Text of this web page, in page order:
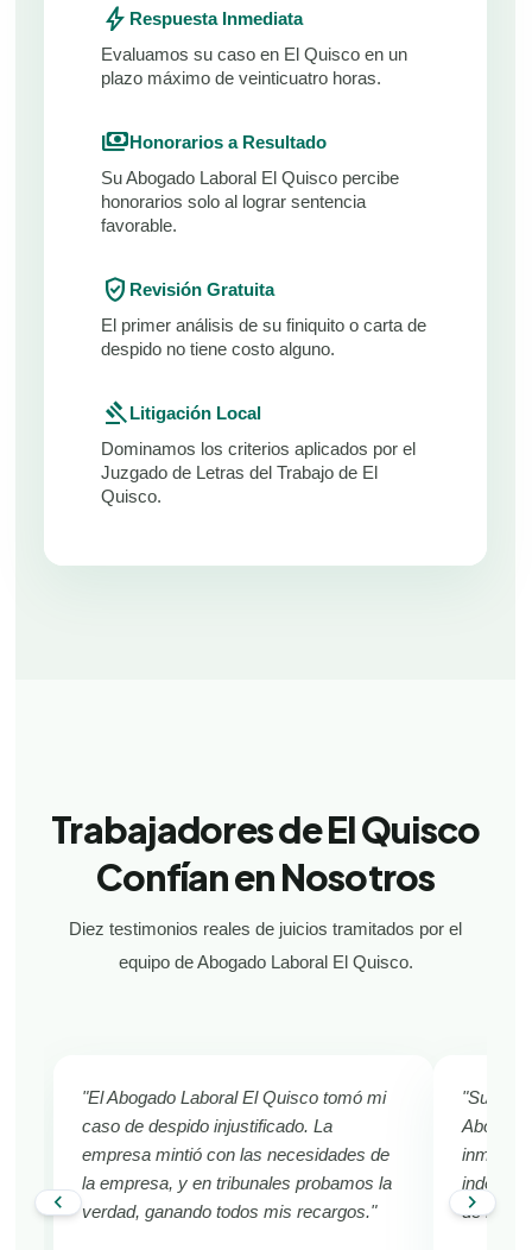
bolt Respuesta Inmediata
Evaluamos su caso en El Quisco en un
plazo máximo de veinticuatro horas.
paymentsHonorarios a Resultado
Su Abogado Laboral El Quisco percibe
honorarios solo al lograr sentencia
favorable.
verified_user Revisión Gratuita
El primer análisis de su finiquito o carta de
despido no tiene costo alguno.
gavelLitigación Local
Dominamos los criterios aplicados por el
Juzgado de Letras del Trabajo de El
Quisco.
Trabajadores de El Quisco
Confían en Nosotros
Diez testimonios reales de juicios tramitados por el
equipo de Abogado Laboral El Quisco.
chevron_left
"El Abogado Laboral El Quisco tomó mi
caso de despido injustificado. La
empresa mintió con las necesidades de
la empresa, y en tribunales probamos la
verdad, ganando todos mis recargos."
"Sufría
de El
chevron_right